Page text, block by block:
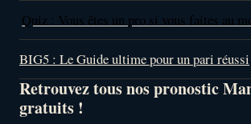
Quiz : Vous êtes un pro si vous faites au
BIG5 : Le Guide ultime pour un pari réussi
Retrouvez tous nos pronostic
gratuits !